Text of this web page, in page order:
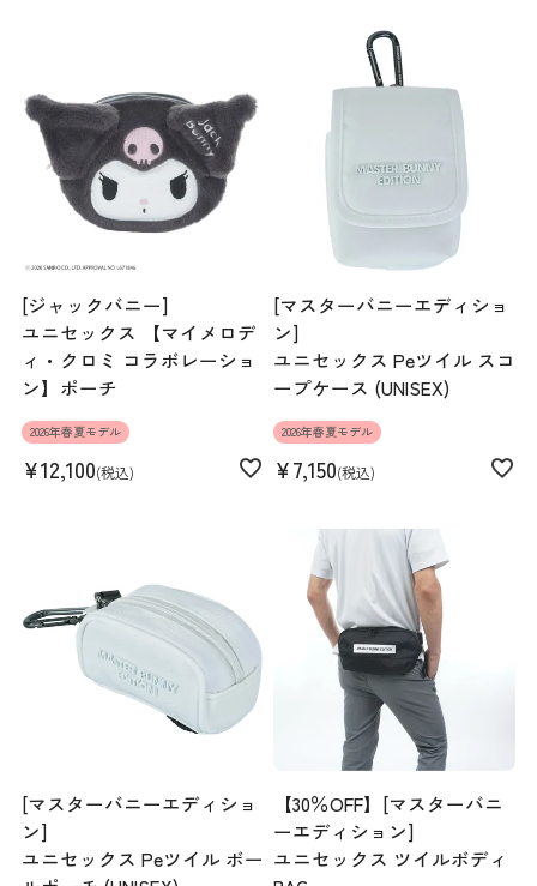
[ジャックバニー]
ユニセックス 【マイメロデ
ィ・クロミ コラボレーショ
ン】ポーチ
2026年春夏モデル
¥12,100 税込
[マスターバニーエディショ
ン]
ユニセックス Peツイル スコ
ープケース (UNISEX)
2026年春夏モデル
¥7,150 税込
[マスターバニーエディショ
ン]
ユニセックス Peツイル ボー
【30％OFF】[マスターバニ
ーエディション]
ユニセックス ツイルボディ